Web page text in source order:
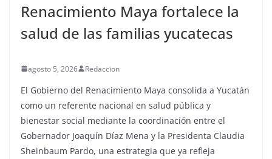
Renacimiento Maya fortalece la
salud de las familias yucatecas
agosto 5, 2026 Redaccion
El Gobierno del Renacimiento Maya consolida a Yucatán
como un referente nacional en salud pública y
bienestar social mediante la coordinación entre el
Gobernador Joaquín Díaz Mena y la Presidenta Claudia
Sheinbaum Pardo, una estrategia que ya refleja